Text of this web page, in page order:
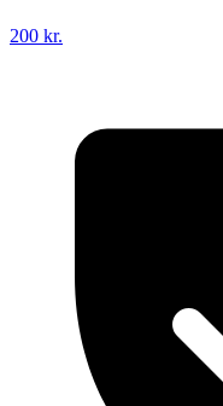
200 kr.